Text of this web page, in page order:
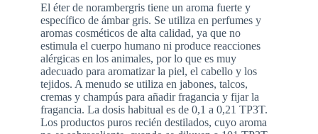
El éter de norambergris tiene un aroma fuerte y
específico de ámbar gris. Se utiliza en perfumes y
aromas cosméticos de alta calidad, ya que no
estimula el cuerpo humano ni produce reacciones
alérgicas en los animales, por lo que es muy
adecuado para aromatizar la piel, el cabello y los
tejidos. A menudo se utiliza en jabones, talcos,
cremas y champús para añadir fragancia y fijar la
fragancia. La dosis habitual es de 0,1 a 0,21 TP3T.
Los productos puros recién destilados, cuyo aroma